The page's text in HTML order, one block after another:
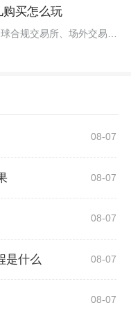
购买怎么玩
08-07
08-07
08-07
是什么 08-07
08-07